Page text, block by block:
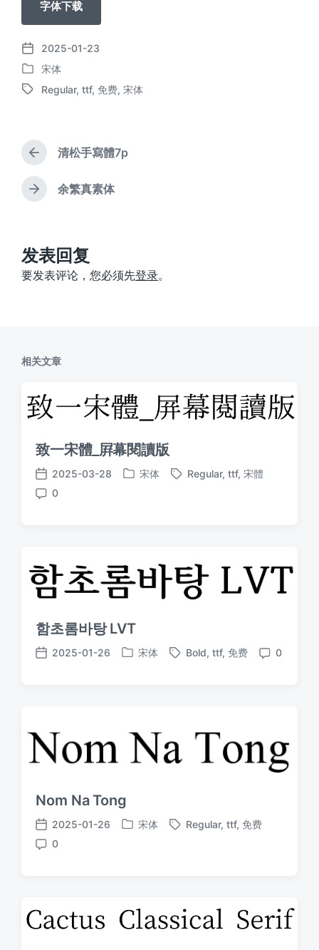
字体下载
发
布
日
2025-01-23
发
布
宋体
标
Regular, ttf, 免费, 宋体
上
篇
文
章
清松手寫體7p
下
：
余繁真素体
发表回复
要发表评论，您必须先登录。
相关文章
致一宋體_屛幕閱讀版
发
布
2025-03-28
发
宋体
标
Regular, ttf, 宋體
评
0
함초롬바탕 LVT
发
2025-01-26
发
宋体
标
Bold, ttf, 免费
评
0
Nom Na Tong
发
布
2025-01-26
发
宋体
标
Regular, ttf, 免费
评
0